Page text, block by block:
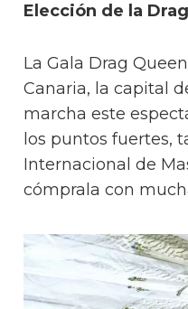
Elección de la
La Gala Drag
Canaria, la capital
marcha este
los puntos fuertes,
Internacional de
cómprala con